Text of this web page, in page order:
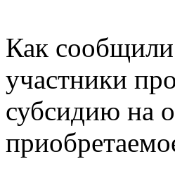
Как сообщили
участники
субсидию на